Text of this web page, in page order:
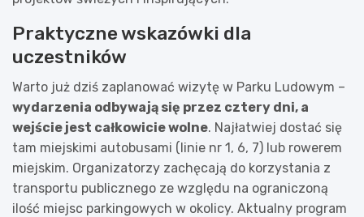
Praktyczne wskazówki dla
uczestników
Warto już dziś zaplanować wizytę w Parku Ludowym –
wydarzenia odbywają się przez cztery dni, a
wejście jest całkowicie wolne. Najłatwiej dostać się
tam miejskimi autobusami (linie nr 1, 6, 7) lub rowerem
miejskim. Organizatorzy zachęcają do korzystania z
transportu publicznego ze względu na ograniczoną
ilość miejsc parkingowych w okolicy. Aktualny program